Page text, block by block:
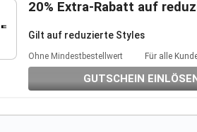
20% Extra-Rabatt auf
Gilt auf reduzierte Styles
Ohne Mindestbestellwert Für alle
GUTSCHEIN